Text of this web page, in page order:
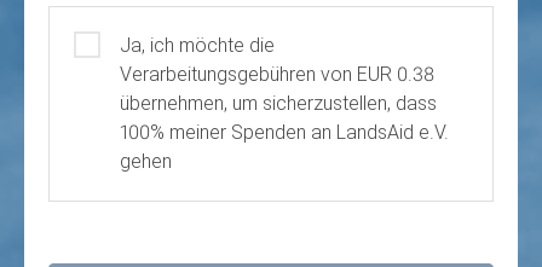
Ja, ich möchte die
Verarbeitungsgebühren von EUR 0.38
übernehmen, um sicherzustellen, dass
100% meiner Spenden an LandsAid e.V.
gehen